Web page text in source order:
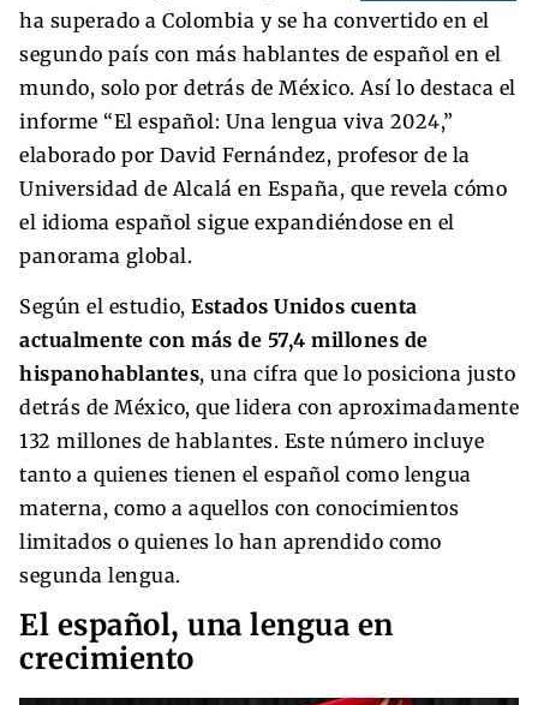
ha superado a Colombia y se ha convertido en el
segundo país con más hablantes de español en el
mundo, solo por detrás de México. Así lo destaca el
informe “El español: Una lengua viva 2024,”
elaborado por David Fernández, profesor de la
Universidad de Alcalá en España, que revela cómo
el idioma español sigue expandiéndose en el
panorama global.
Según el estudio, Estados Unidos cuenta
actualmente con más de 57,4 millones de
hispanohablantes, una cifra que lo posiciona justo
detrás de México, que lidera con aproximadamente
132 millones de hablantes. Este número incluye
tanto a quienes tienen el español como lengua
materna, como a aquellos con conocimientos
limitados o quienes lo han aprendido como
segunda lengua.
El español, una lengua en
crecimiento